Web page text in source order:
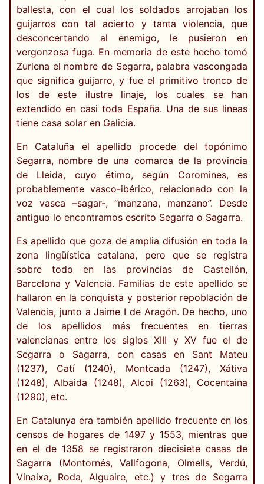
ballesta, con el cual los soldados arrojaban los
guijarros con tal acierto y tanta violencia, que
desconcertando al enemigo, le pusieron en
vergonzosa fuga. En memoria de este hecho tomó
Zuriena el nombre de Segarra, palabra vascongada
que significa guijarro, y fue el primitivo tronco de
los de este ilustre linaje, los cuales se han
extendido en casi toda España. Una de sus lineas
tiene casa solar en Galicia.
En Cataluña el apellido procede del topónimo
Segarra, nombre de una comarca de la provincia
de Lleida, cuyo étimo, según Coromines, es
probablemente vasco-ibérico, relacionado con la
voz vasca –sagar-, “manzana, manzano”. Desde
antiguo lo encontramos escrito Segarra o Sagarra.
Es apellido que goza de amplia difusión en toda la
zona lingüística catalana, pero que se registra
sobre todo en las provincias de Castellón,
Barcelona y Valencia. Familias de este apellido se
hallaron en la conquista y posterior repoblación de
Valencia, junto a Jaime I de Aragón. De hecho, uno
de los apellidos más frecuentes en tierras
valencianas entre los siglos XIII y XV fue el de
Segarra o Sagarra, con casas en Sant Mateu
(1237), Catí (1240), Montcada (1247), Xátiva
(1248), Albaida (1248), Alcoi (1263), Cocentaina
(1290), etc.
En Catalunya era también apellido frecuente en los
censos de hogares de 1497 y 1553, mientras que
en el de 1358 se registraron diecisiete casas de
Sagarra (Montornés, Vallfogona, Olmells, Verdú,
Vinaixa, Roda, Alguaire, etc.) y tres de Segarra